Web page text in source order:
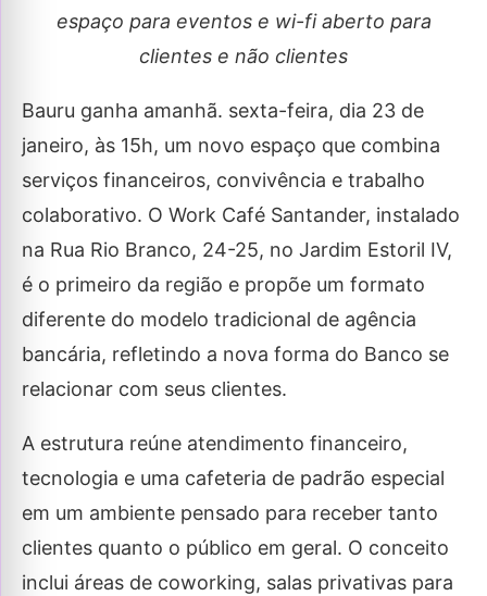
espaço para eventos e wi-fi aberto para
clientes e não clientes
Bauru ganha amanhã. sexta-feira, dia 23 de
janeiro, às 15h, um novo espaço que combina
serviços financeiros, convivência e trabalho
colaborativo. O Work Café Santander, instalado
na Rua Rio Branco, 24-25, no Jardim Estoril IV,
é o primeiro da região e propõe um formato
diferente do modelo tradicional de agência
bancária, refletindo a nova forma do Banco se
relacionar com seus clientes.
A estrutura reúne atendimento financeiro,
tecnologia e uma cafeteria de padrão especial
em um ambiente pensado para receber tanto
clientes quanto o público em geral. O conceito
inclui áreas de coworking, salas privativas para